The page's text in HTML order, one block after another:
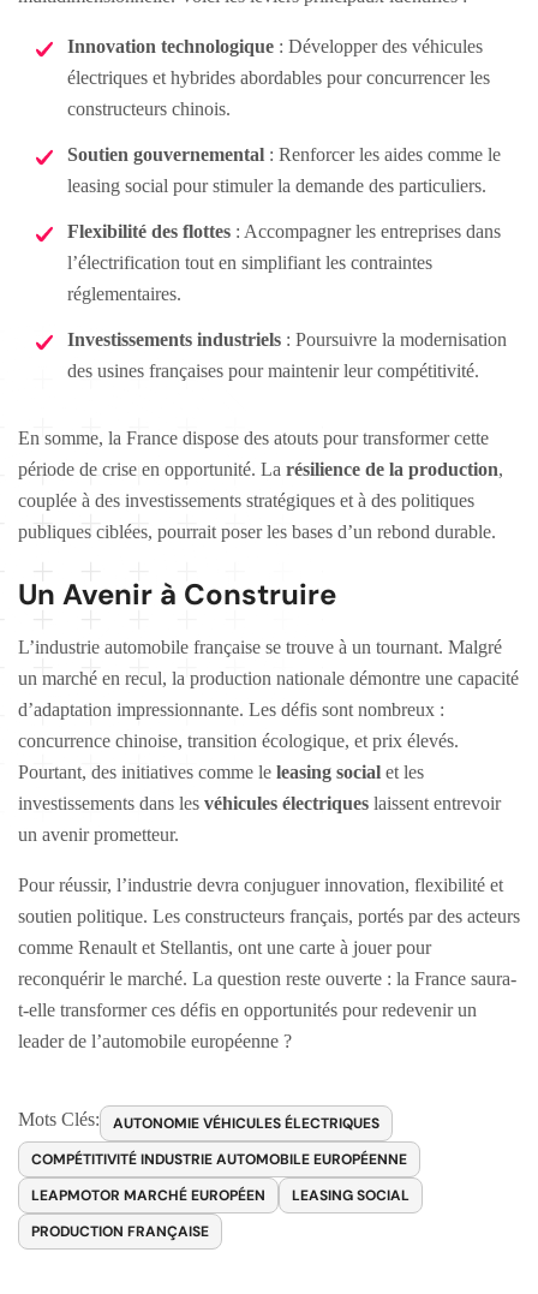
Innovation technologique : Développer des véhicules
électriques et hybrides abordables pour concurrencer les
constructeurs chinois.
Soutien gouvernemental : Renforcer les aides comme le
leasing social pour stimuler la demande des particuliers.
Flexibilité des flottes : Accompagner les entreprises dans
l’électrification tout en simplifiant les contraintes
réglementaires.
Investissements industriels : Poursuivre la modernisation
des usines françaises pour maintenir leur compétitivité.
En somme, la France dispose des atouts pour transformer cette
période de crise en opportunité. La résilience de la production,
couplée à des investissements stratégiques et à des politiques
publiques ciblées, pourrait poser les bases d’un rebond durable.
Un Avenir à Construire
L’industrie automobile française se trouve à un tournant. Malgré
un marché en recul, la production nationale démontre une capacité
d’adaptation impressionnante. Les défis sont nombreux :
concurrence chinoise, transition écologique, et prix élevés.
Pourtant, des initiatives comme le leasing social et les
investissements dans les véhicules électriques laissent entrevoir
un avenir prometteur.
Pour réussir, l’industrie devra conjuguer innovation, flexibilité et
soutien politique. Les constructeurs français, portés par des acteurs
comme Renault et Stellantis, ont une carte à jouer pour
reconquérir le marché. La question reste ouverte : la France saura-
t-elle transformer ces défis en opportunités pour redevenir un
leader de l’automobile européenne ?
Mots Clés:
AUTONOMIE VÉHICULES ÉLECTRIQUES
COMPÉTITIVITÉ INDUSTRIE AUTOMOBILE EUROPÉENNE
LEAPMOTOR MARCHÉ EUROPÉEN
LEASING SOCIAL
PRODUCTION FRANÇAISE